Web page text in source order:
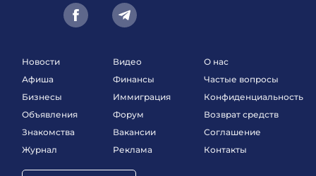
Новости
Афиша
Бизнесы
Объявления
Знакомства
Журнал
Видео
Финансы
Иммиграция
Форум
Вакансии
Реклама
О нас
Частые вопросы
Конфиденциальность
Возврат средств
Соглашение
Контакты